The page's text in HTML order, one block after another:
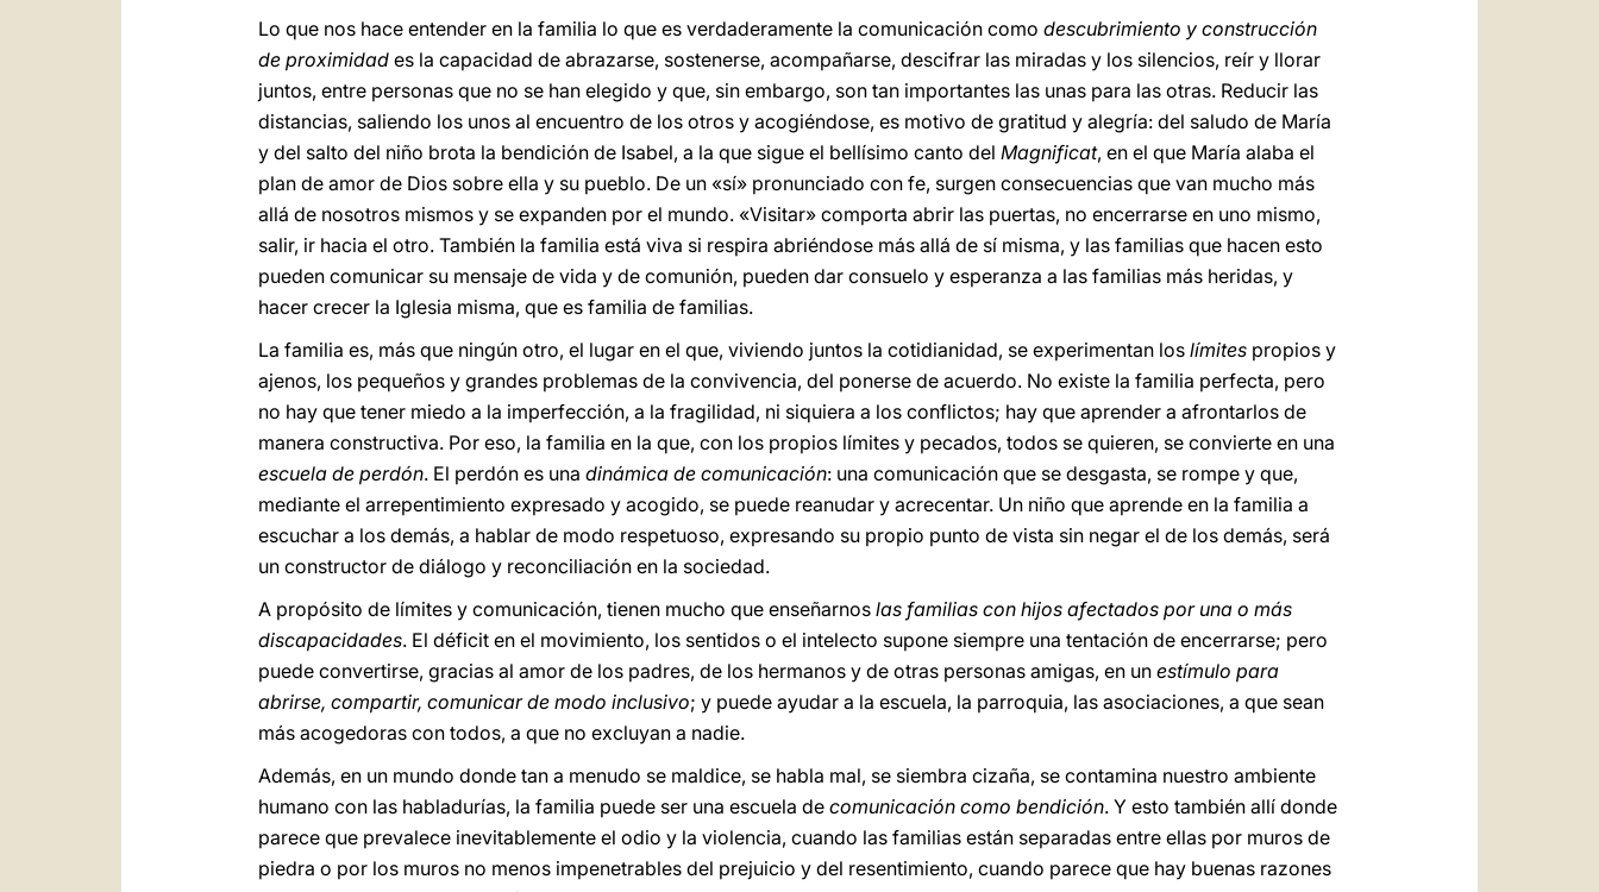
Lo que nos hace entender en la familia lo que es verdaderamente la comunicación como descubrimiento y construcción
de proximidad es la capacidad de abrazarse, sostenerse, acompañarse, descifrar las miradas y los silencios, reír y llorar
juntos, entre personas que no se han elegido y que, sin embargo, son tan importantes las unas para las otras. Reducir las
distancias, saliendo los unos al encuentro de los otros y acogiéndose, es motivo de gratitud y alegría: del saludo de María
y del salto del niño brota la bendición de Isabel, a la que sigue el bellísimo canto del Magnificat, en el que María alaba el
plan de amor de Dios sobre ella y su pueblo. De un «sí» pronunciado con fe, surgen consecuencias que van mucho más
allá de nosotros mismos y se expanden por el mundo. «Visitar» comporta abrir las puertas, no encerrarse en uno mismo,
salir, ir hacia el otro. También la familia está viva si respira abriéndose más allá de sí misma, y las familias que hacen esto
pueden comunicar su mensaje de vida y de comunión, pueden dar consuelo y esperanza a las familias más heridas, y
hacer crecer la Iglesia misma, que es familia de familias.
La familia es, más que ningún otro, el lugar en el que, viviendo juntos la cotidianidad, se experimentan los límites propios y
ajenos, los pequeños y grandes problemas de la convivencia, del ponerse de acuerdo. No existe la familia perfecta, pero
no hay que tener miedo a la imperfección, a la fragilidad, ni siquiera a los conflictos; hay que aprender a afrontarlos de
manera constructiva. Por eso, la familia en la que, con los propios límites y pecados, todos se quieren, se convierte en una
escuela de perdón. El perdón es una dinámica de comunicación: una comunicación que se desgasta, se rompe y que,
mediante el arrepentimiento expresado y acogido, se puede reanudar y acrecentar. Un niño que aprende en la familia a
escuchar a los demás, a hablar de modo respetuoso, expresando su propio punto de vista sin negar el de los demás, será
un constructor de diálogo y reconciliación en la sociedad.
A propósito de límites y comunicación, tienen mucho que enseñarnos las familias con hijos afectados por una o más
discapacidades. El déficit en el movimiento, los sentidos o el intelecto supone siempre una tentación de encerrarse; pero
puede convertirse, gracias al amor de los padres, de los hermanos y de otras personas amigas, en un estímulo para
abrirse, compartir, comunicar de modo inclusivo; y puede ayudar a la escuela, la parroquia, las asociaciones, a que sean
más acogedoras con todos, a que no excluyan a nadie.
Además, en un mundo donde tan a menudo se maldice, se habla mal, se siembra cizaña, se contamina nuestro ambiente
humano con las habladurías, la familia puede ser una escuela de comunicación como bendición. Y esto también allí donde
parece que prevalece inevitablemente el odio y la violencia, cuando las familias están separadas entre ellas por muros de
piedra o por los muros no menos impenetrables del prejuicio y del resentimiento, cuando parece que hay buenas razones